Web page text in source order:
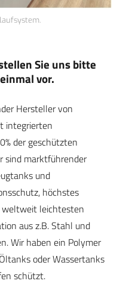
Sie uns bitte
vor.
Hersteller von
integrierten
der geschützten
sind marktführender
und
höchstes
weltweit leichtesten
aus z.B. Stahl und
Wir haben ein Polymer
oder Wassertanks
schützt.